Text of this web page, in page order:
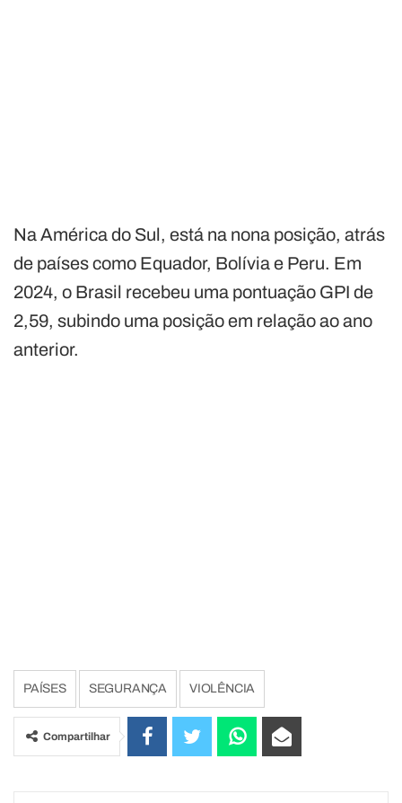
Na América do Sul, está na nona posição, atrás
de países como Equador, Bolívia e Peru. Em
2024, o Brasil recebeu uma pontuação GPI de
2,59, subindo uma posição em relação ao ano
anterior.
PAÍSES SEGURANÇA VIOLÊNCIA
Compartilhar